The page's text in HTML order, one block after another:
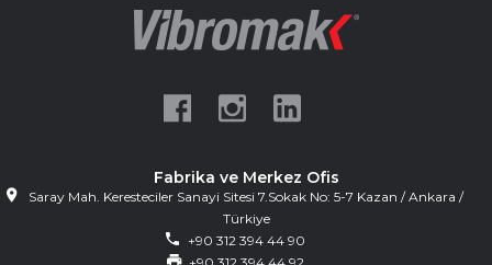
Fabrika ve Merkez Ofis
Saray Mah. Keresteciler Sanayi Sitesi 7.Sokak No: 5-7 Kazan / Ankara /
Türkiye
+90 312 394 44 90